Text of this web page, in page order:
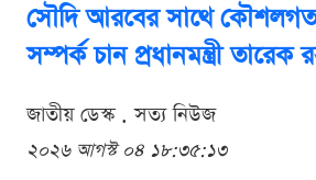
সৌদি আরবের সাথে কৌশলগত
সম্পর্ক চান প্রধানমন্ত্রী তারেক
জাতীয় ডেস্ক . সত্য নিউজ
২০২৬ আগস্ট ০৪ ১৮:৩৫:১৩